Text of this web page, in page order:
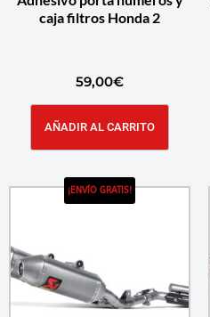
caja filtros Honda 2
59,00€
AÑADIR AL CARRITO
¡ENVÍO GRATIS!